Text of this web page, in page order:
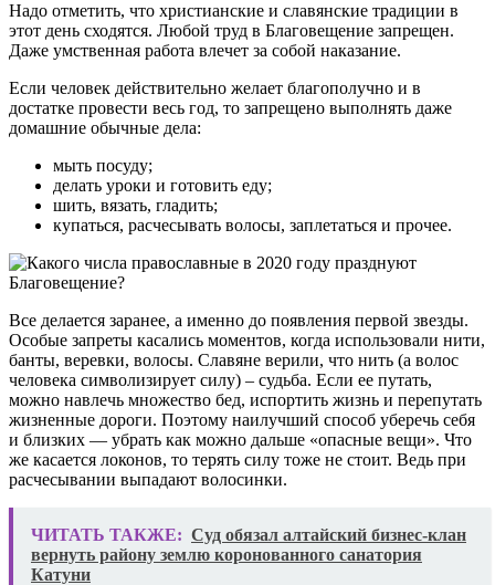
Надо отметить, что христианские и славянские традиции в
этот день сходятся. Любой труд в Благовещение запрещен.
Даже умственная работа влечет за собой наказание.
Если человек действительно желает благополучно и в
достатке провести весь год, то запрещено выполнять даже
домашние обычные дела:
мыть посуду;
делать уроки и готовить еду;
шить, вязать, гладить;
купаться, расчесывать волосы, заплетаться и прочее.
Все делается заранее, а именно до появления первой звезды.
Особые запреты касались моментов, когда использовали нити,
банты, веревки, волосы. Славяне верили, что нить (а волос
человека символизирует силу) – судьба. Если ее путать,
можно навлечь множество бед, испортить жизнь и перепутать
жизненные дороги. Поэтому наилучший способ уберечь себя
и близких — убрать как можно дальше «опасные вещи». Что
же касается локонов, то терять силу тоже не стоит. Ведь при
расчесывании выпадают волосинки.
ЧИТАТЬ ТАКЖЕ: Суд обязал алтайский бизнес-клан
вернуть району землю коронованного санатория
Катуни